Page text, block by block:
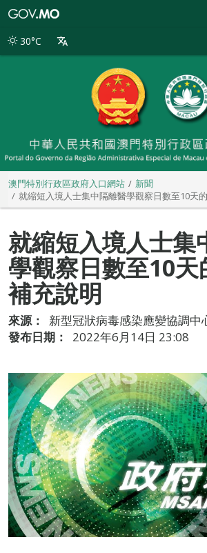
別
30°C
澳門特別行政區政府入口網站
新聞
就縮短入境人士集中隔離醫學觀察日數至10天
就縮短入境人士集
學觀察日數至10天
補充說明
來源：
新型冠狀病毒感染應變協調中
發布日期：
2022年6月14日 23:08